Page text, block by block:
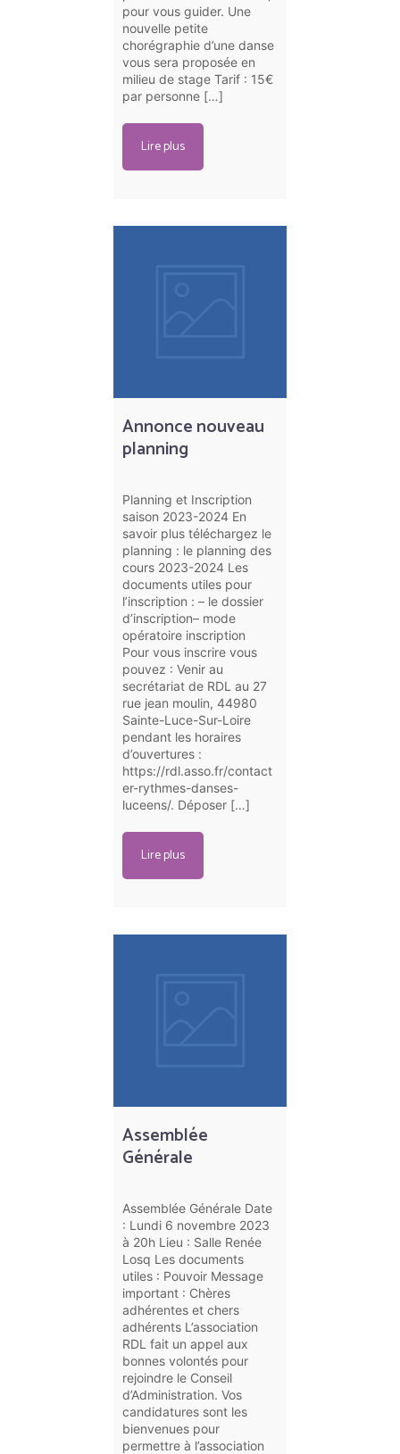
pour vous guider. Une
nouvelle petite
chorégraphie d’une danse
vous sera proposée en
milieu de stage Tarif : 15€
par personne […]
Lire plus
Annonce nouveau
planning
Planning et Inscription
saison 2023-2024 En
savoir plus téléchargez le
planning : le planning des
cours 2023-2024 Les
documents utiles pour
l’inscription : – le dossier
d’inscription– mode
opératoire inscription
Pour vous inscrire vous
pouvez : Venir au
secrétariat de RDL au 27
rue jean moulin, 44980
Sainte-Luce-Sur-Loire
pendant les horaires
d’ouvertures :
https://rdl.asso.fr/contact
er-rythmes-danses-
luceens/. Déposer […]
Lire plus
Assemblée
Générale
Assemblée Générale Date
: Lundi 6 novembre 2023
à 20h Lieu : Salle Renée
Losq Les documents
utiles : Pouvoir Message
important : Chères
adhérentes et chers
adhérents L’association
RDL fait un appel aux
bonnes volontés pour
rejoindre le Conseil
d’Administration. Vos
candidatures sont les
bienvenues pour
permettre à l’association